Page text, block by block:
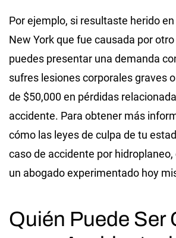
Por ejemplo, si resultaste herido
New York que fue causada por
puedes presentar una demanda
sufres lesiones corporales graves
de $50,000 en pérdidas
accidente. Para obtener más
cómo las leyes de culpa de tu
caso de accidente por
un abogado experimentado hoy
Quién Puede Ser